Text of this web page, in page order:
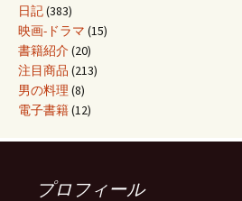
日記(383)
映画-ドラマ (15)
書籍紹介(20)
注目商品 (213)
男の料理 (8)
電子書籍(12)
プロフィール